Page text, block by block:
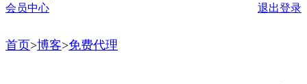
会员中心
退出登录
首页>博客>免费代理